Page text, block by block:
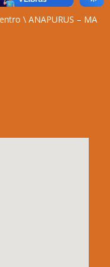
\ ANAPURUS – MA